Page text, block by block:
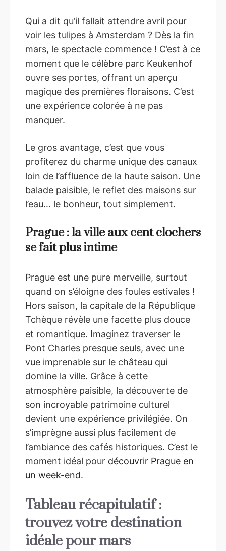
Qui a dit qu’il fallait attendre avril pour
voir les tulipes à Amsterdam ? Dès la fin
mars, le spectacle commence ! C’est à ce
moment que le célèbre parc Keukenhof
ouvre ses portes, offrant un aperçu
magique des premières floraisons. C’est
une expérience colorée à ne pas
manquer.
Le gros avantage, c’est que vous
profiterez du charme unique des canaux
loin de l’affluence de la haute saison. Une
balade paisible, le reflet des maisons sur
l’eau… le bonheur, tout simplement.
Prague : la ville aux cent clochers
se fait plus intime
Prague est une pure merveille, surtout
quand on s’éloigne des foules estivales !
Hors saison, la capitale de la République
Tchèque révèle une facette plus douce
et romantique. Imaginez traverser le
Pont Charles presque seuls, avec une
vue imprenable sur le château qui
domine la ville. Grâce à cette
atmosphère paisible, la découverte de
son incroyable patrimoine culturel
devient une expérience privilégiée. On
s’imprègne aussi plus facilement de
l’ambiance des cafés historiques. C’est le
moment idéal pour découvrir Prague en
un week-end.
Tableau récapitulatif :
trouvez votre destination
idéale pour mars